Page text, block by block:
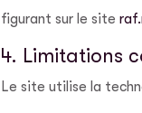
figurant sur le site
4. Limitations
Le site utilise la